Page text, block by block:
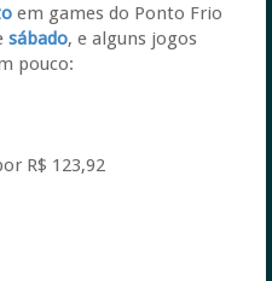
em games do Ponto Frio
sábado, e alguns jogos
pouco:
R$ 123,92